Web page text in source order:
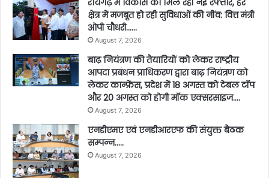
क्षेत्र में मजबूत हो रही सुविधाओं की नींव: वित्त मंत्री
ओपी चौधरी……
August 7, 2026
बाढ़ नियंत्रण की तैयारियों को लेकर राष्ट्रीय
आपदा प्रबंधन प्राधिकरण द्वारा बाढ़ नियंत्रण को
लेकर कान्फ्रेंस, प्रदेश में 18 अगस्त को टेबल टॉप
और 20 अगस्त को होगी मॉक एक्सरसाइज….
August 7, 2026
एनडीएमए एवं एनडीआरएफ की संयुक्त बैठक
सम्पन्न…..
August 7, 2026